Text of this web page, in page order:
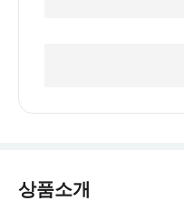
상품소개